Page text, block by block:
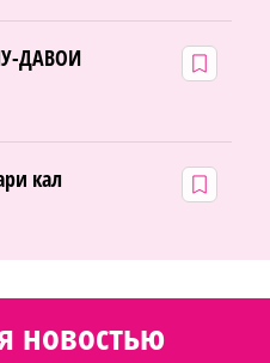
ДАВОИ
кал
новостью